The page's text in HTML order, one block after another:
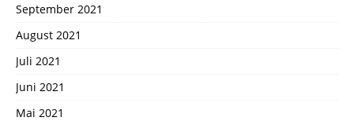
September 2021
August 2021
Juli 2021
Juni 2021
Mai 2021